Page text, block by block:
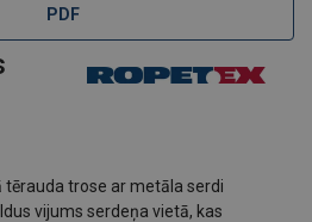
PDF
tērauda trose ar metāla serdi
vijums serdeņa vietā, kas